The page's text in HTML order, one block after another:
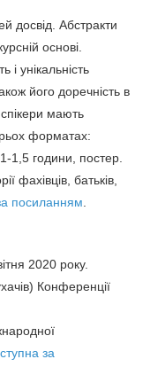
досвід. Абстракти
основі.
і унікальність
його доречність в
мають
форматах:
1,5 години, постер.
фахівців, батьків,
посиланням
2020 року.
Конференції
за